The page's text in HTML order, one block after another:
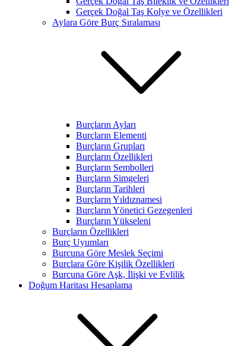
Gerçek Doğal Taş Kolye ve Özellikleri
Aylara Göre Burç Sıralaması
Burçların Ayları
Burçların Elementi
Burçların Grupları
Burçların Özellikleri
Burçların Sembolleri
Burçların Simgeleri
Burçların Tarihleri
Burçların Yıldıznamesi
Burçların Yönetici Gezegenleri
Burçların Yükseleni
Burçların Özellikleri
Burç Uyumları
Burcuna Göre Meslek Seçimi
Burçlara Göre Kişilik Özellikleri
Burcuna Göre Aşk, İlişki ve Evlilik
Doğum Haritası Hesaplama